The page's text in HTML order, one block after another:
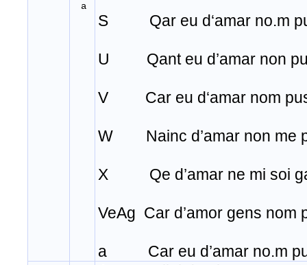
a
S Qar eu d‘amar no.m
U Qant eu d’amar non
V Car eu d‘amar nom
W Nainc d’amar non me
X Qe d’amar ne mi soi
VeAg Car d’amor gens
a Car eu d’amar no.m